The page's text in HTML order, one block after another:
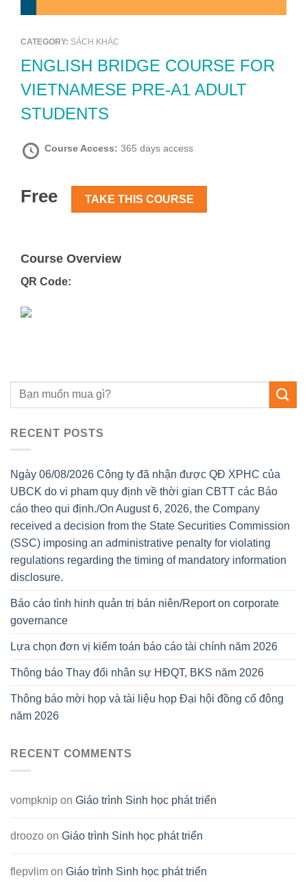
CATEGORY: SÁCH KHÁC
ENGLISH BRIDGE COURSE FOR
VIETNAMESE PRE-A1 ADULT
STUDENTS
Course Access: 365 days access
Free TAKE THIS COURSE
Course Overview
QR Code:
RECENT POSTS
Ngày 06/08/2026 Công ty đã nhận được QĐ XPHC của
UBCK do vi pham quy định về thời gian CBTT các Báo
cáo theo qui định./On August 6, 2026, the Company
received a decision from the State Securities Commission
(SSC) imposing an administrative penalty for violating
regulations regarding the timing of mandatory information
disclosure.
Báo cáo tình hinh quản trị bán niên/Report on corporate
governance
Lựa chọn đơn vị kiểm toán báo cáo tài chính năm 2026
Thông báo Thay đổi nhân sự HĐQT, BKS năm 2026
Thông báo mời họp và tài liệu họp Đại hội đồng cổ đông
năm 2026
RECENT COMMENTS
vompknip on Giáo trình Sinh học phát triển
droozo on Giáo trình Sinh học phát triển
flepvlim on Giáo trình Sinh học phát triển